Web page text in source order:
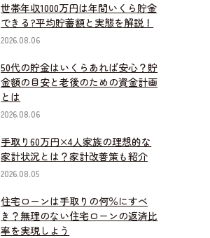
世帯年収1000万円は年間いくら貯金
できる?平均貯蓄額と実態を解説！
2026.08.06
50代の貯金はいくらあれば安心？貯
金額の目安と老後のための資金計画
とは
2026.08.06
手取り60万円×4人家族の理想的な
家計状況とは？家計改善策も紹介
2026.08.05
住宅ローンは手取りの何％にすべ
き？無理のない住宅ローンの返済比
率を実現しよう